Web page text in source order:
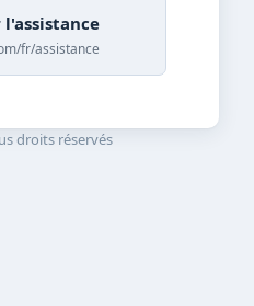
fr/assistance
droits réservés